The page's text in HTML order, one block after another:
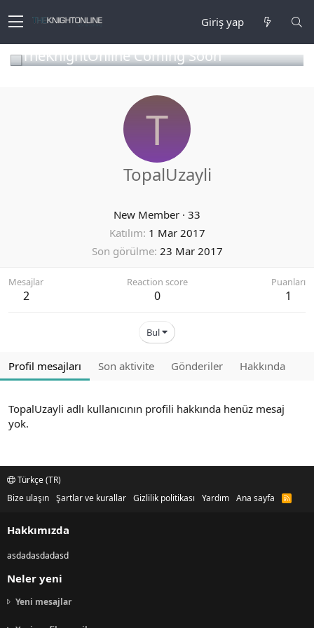
Giriş yap
TheKnightOnline Coming Soon
T
TopalUzayli
New Member · 33
Katılım 1 Mar 2017
Son görülme 23 Mar 2017
Mesajlar
2
Reaction score
0
Puanları
1
Bul
Profil mesajları Son aktivite Gönderiler Hakkında
TopalUzayli adlı kullanıcının profili hakkında henüz mesaj
yok.
Türkçe (TR)
Bize ulaşın Şartlar ve kurallar Gizlilik politikası Yardım Ana sayfa
R
Hakkımızda
asdadasdadasd
Neler yeni
Yeni mesajlar